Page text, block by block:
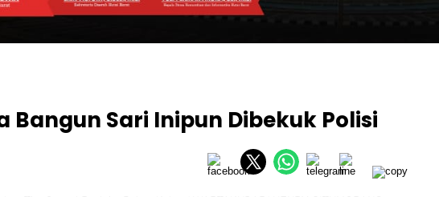
Bangun Sari Inipun Dibekuk Polisi